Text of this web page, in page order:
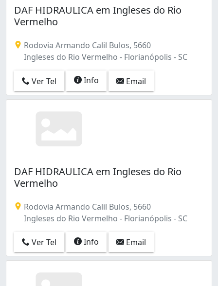
DAF HIDRAULICA em Ingleses do Rio
Vermelho
Rodovia Armando Calil Bulos, 5660
Ingleses do Rio Vermelho - Florianópolis - SC
Ver Tel Info Email
DAF HIDRAULICA em Ingleses do Rio
Vermelho
Rodovia Armando Calil Bulos, 5660
Ingleses do Rio Vermelho - Florianópolis - SC
Ver Tel Info Email